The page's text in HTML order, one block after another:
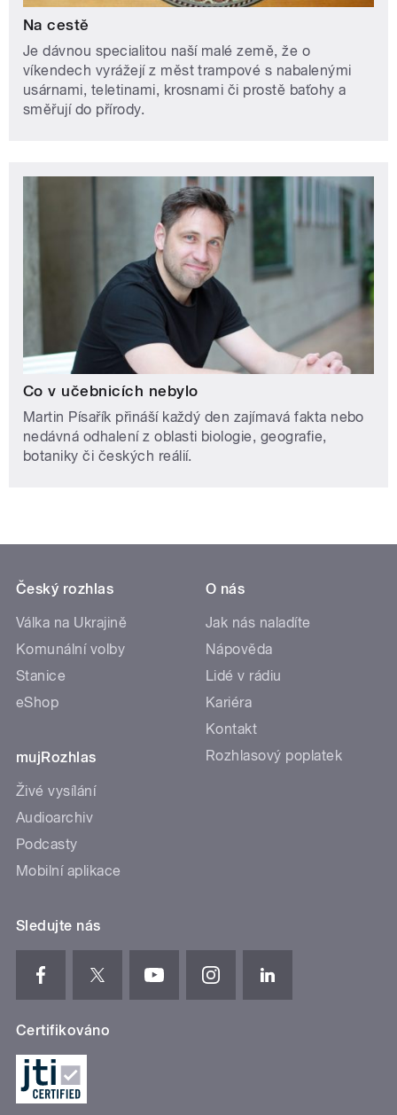
Na cestě
Je dávnou specialitou naší malé země, že o
víkendech vyrážejí z měst trampové s nabalenými
usárnami, teletinami, krosnami či prostě baťohy a
směřují do přírody.
Co v učebnicích nebylo
Martin Písařík přináší každý den zajímavá fakta nebo
nedávná odhalení z oblasti biologie, geografie,
botaniky či českých reálií.
Český rozhlas
Válka na Ukrajině
Komunální volby
Stanice
eShop
mujRozhlas
Živé vysílání
Audioarchiv
Podcasty
Mobilní aplikace
O nás
Jak nás naladíte
Nápověda
Lidé v rádiu
Kariéra
Kontakt
Rozhlasový poplatek
Sledujte nás
Certifikováno